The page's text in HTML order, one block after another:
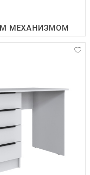
МЕХАНИЗМОМ